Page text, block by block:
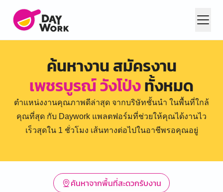
ค้นหางาน สมัครงาน
เพชรบูรณ์ วังโป่งทั้งหมด
ตำแหน่งงานคุณภาพดีล่าสุด จากบริษัทชั้นนำ ในพื้นที่ใกล้
คุณที่สุด กับ Daywork แพลตฟอร์มที่ช่วยให้คุณได้งานไว
เร็วสุดใน 1 ชั่วโมง เส้นทางต่อไปในอาชีพรอคุณอยู่
ค้นหาจากพื้นที่สะดวกรับงาน